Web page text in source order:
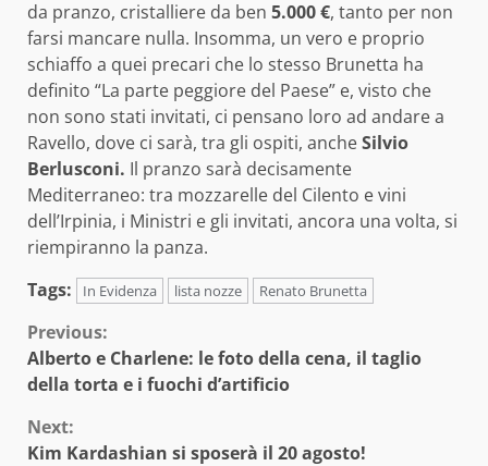
da pranzo, cristalliere da ben 5.000 €, tanto per non
farsi mancare nulla. Insomma, un vero e proprio
schiaffo a quei precari che lo stesso Brunetta ha
definito “La parte peggiore del Paese” e, visto che
non sono stati invitati, ci pensano loro ad andare a
Ravello, dove ci sarà, tra gli ospiti, ancheSilvio
Berlusconi. Il pranzo sarà decisamente
Mediterraneo: tra mozzarelle del Cilento e vini
dell’Irpinia, i Ministri e gli invitati, ancora una volta, si
riempiranno la panza.
Tags:
In Evidenza lista nozze Renato Brunetta
Continue
Reading
Previous:
Alberto e Charlene: le foto della cena, il taglio
della torta e i fuochi d’artificio
Next:
Kim Kardashian si sposerà il 20 agosto!